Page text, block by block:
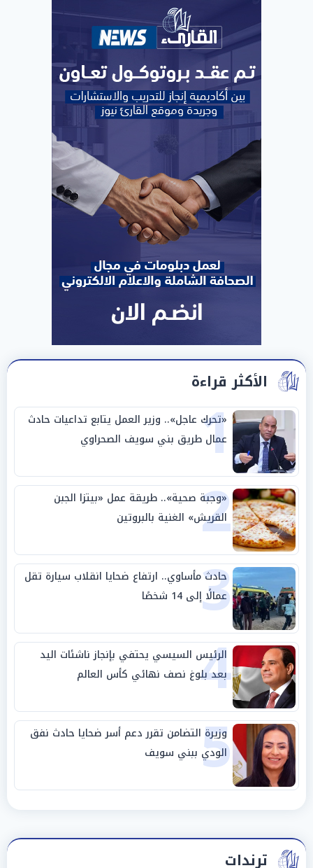
الأكثر قراءة
1
«تحرك عاجل».. وزير العمل يتابع تداعيات حادث
عمال طريق بني سويف الصحراوي
2
«وجبة صحية».. طريقة عمل «بيتزا الجبن
القريش» الغنية بالبروتين
3
حادث مأساوي.. ارتفاع ضحايا انقلاب سيارة تقل
عمالًا إلى 14 شخصًا
4
الرئيس السيسي يحتفي بإنجاز ناشئات اليد
بعد بلوغ نصف نهائي كأس العالم
5
وزيرة التضامن تقرر دعم أسر ضحايا حادث نفق
الودي ببني سويف
ترندات